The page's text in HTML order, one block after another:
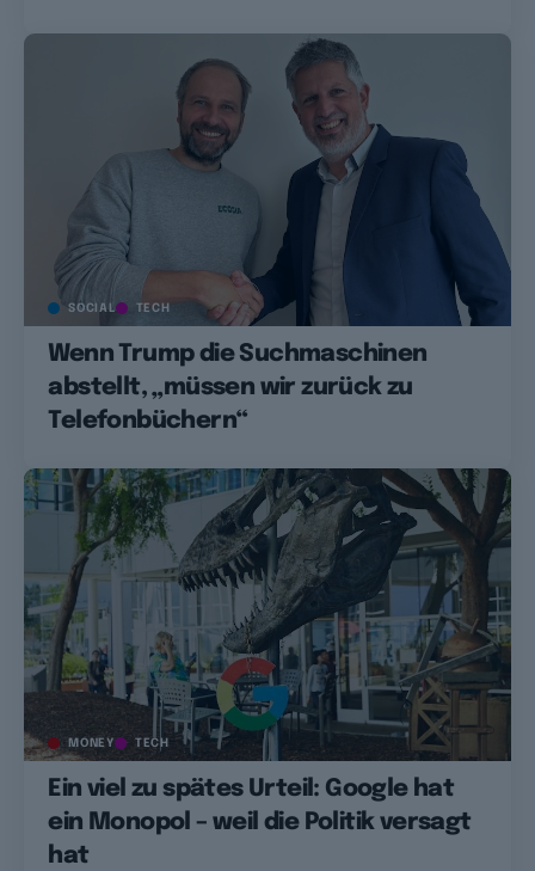
SOCIAL TECH
Wenn Trump die Suchmaschinen
abstellt, „müssen wir zurück zu
Telefonbüchern“
MONEY TECH
Ein viel zu spätes Urteil: Google hat
ein Monopol – weil die Politik versagt
hat